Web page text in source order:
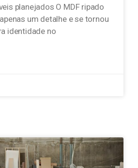
planejados O MDF ripado
um detalhe e se tornou
identidade no